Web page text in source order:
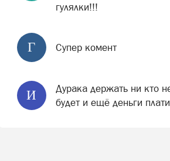
гулялки!!!
Г Супер комент
И
Дурака держать ни кто
будет и ещё деньги